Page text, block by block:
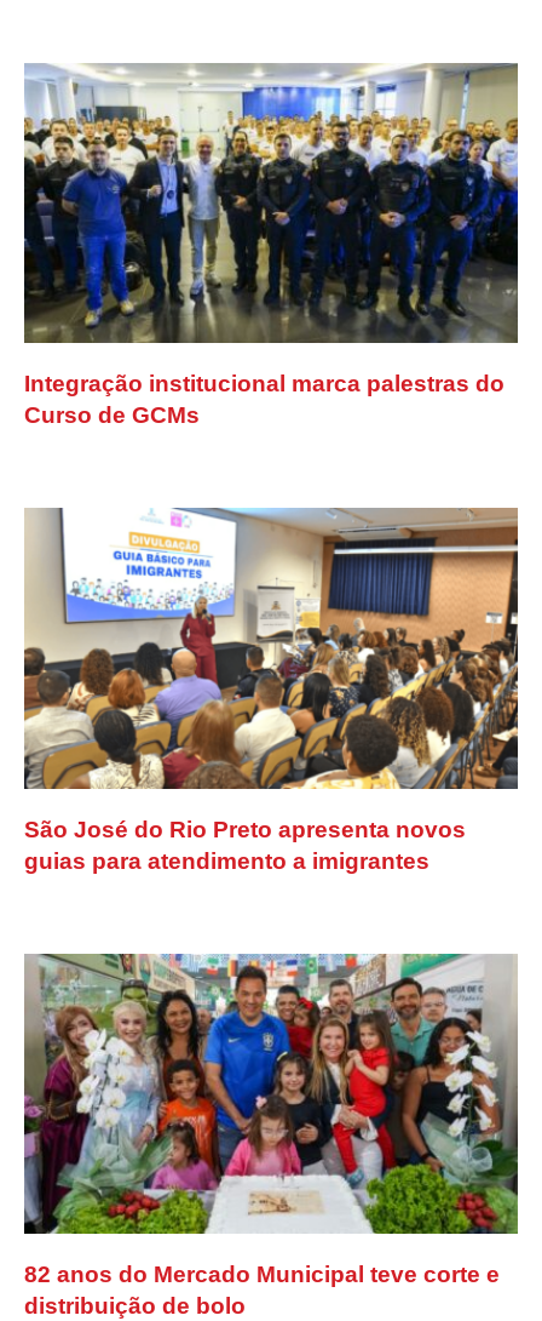
Integração institucional marca palestras do
Curso de GCMs
São José do Rio Preto apresenta novos
guias para atendimento a imigrantes
82 anos do Mercado Municipal teve corte e
distribuição de bolo